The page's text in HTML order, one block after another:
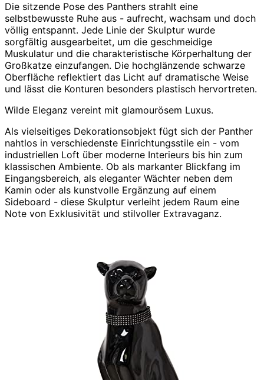
Die sitzende Pose des Panthers strahlt eine
selbstbewusste Ruhe aus - aufrecht, wachsam und doch
völlig entspannt. Jede Linie der Skulptur wurde
sorgfältig ausgearbeitet, um die geschmeidige
Muskulatur und die charakteristische Körperhaltung der
Großkatze einzufangen. Die hochglänzende schwarze
Oberfläche reflektiert das Licht auf dramatische Weise
und lässt die Konturen besonders plastisch hervortreten.
Wilde Eleganz vereint mit glamourösem Luxus.
Als vielseitiges Dekorationsobjekt fügt sich der Panther
nahtlos in verschiedenste Einrichtungsstile ein - vom
industriellen Loft über moderne Interieurs bis hin zum
klassischen Ambiente. Ob als markanter Blickfang im
Eingangsbereich, als eleganter Wächter neben dem
Kamin oder als kunstvolle Ergänzung auf einem
Sideboard - diese Skulptur verleiht jedem Raum eine
Note von Exklusivität und stilvoller Extravaganz.